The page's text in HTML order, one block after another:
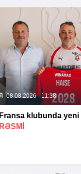
08.08.2026 - 11:38
Fransa klubunda yeni
RƏSMİ